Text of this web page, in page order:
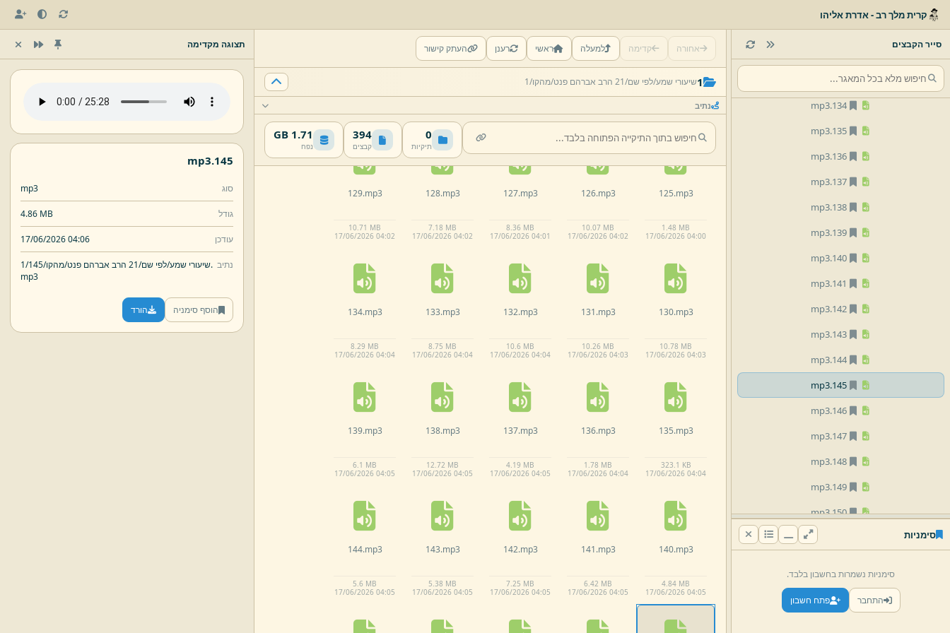
קרית מלך רב - אדרת אליהו
סייר הקבצים
131.
mp3
133.
134.
mp3
135.
mp3
136.
mp3
137.
mp3
138.
mp3
139.
mp3
140.
mp3
141.
mp3
142.
mp3
143.
mp3
144.
mp3
145.
mp3
146.
mp3
147.
mp3
148.
mp3
149.
mp3
150.
mp3
mp3
153.
mp3
154.
mp3
סימניות
סימניות נשמרות בחשבון בלבד.
התחבר פתח חשבון
אחורה קדימה למעלה ראשי רענן העתק קישור
1שיעורי שמע/לפי שם/21 הרב אברהם פנט/ מהקו/1
נתיב
0
תיקיות
394
קבצים
1.71 GB
נפח
17/06/2026 03:59
17/06/2026 03:59
17/06/2026 03:59
17/06/2026 04:00
17/06/2026 04:00
125.mp3
1.48 MB
17/06/2026 04:00
126.mp3
10.07 MB
17/06/2026 04:02
127.mp3
8.36 MB
17/06/2026 04:01
128.mp3
7.18 MB
17/06/2026 04:02
129.mp3
10.71 MB
17/06/2026 04:02
130.mp3
10.78 MB
17/06/2026 04:03
131.mp3
10.26 MB
17/06/2026 04:03
132.mp3
10.6 MB
17/06/2026 04:04
133.mp3
8.75 MB
17/06/2026 04:04
134.mp3
8.29 MB
17/06/2026 04:04
135.mp3
323.1 KB
17/06/2026 04:04
136.mp3
1.78 MB
17/06/2026 04:04
137.mp3
4.19 MB
17/06/2026 04:05
138.mp3
12.72 MB
17/06/2026 04:05
139.mp3
6.1 MB
17/06/2026 04:05
140.mp3
4.84 MB
17/06/2026 04:05
141.mp3
6.42 MB
17/06/2026 04:05
142.mp3
7.25 MB
17/06/2026 04:05
143.mp3
5.38 MB
17/06/2026 04:05
144.mp3
5.6 MB
17/06/2026 04:05
תצוגה מקדימה
145.
mp3
סוג mp3
גודל 4.86 MB
עודכן 17/06/2026 04:06
נתיב שיעורי שמע/לפי שם/21 הרב אברהם פנט/ מהקו/ 1/
145.
mp3
הוסף סימניה הורד